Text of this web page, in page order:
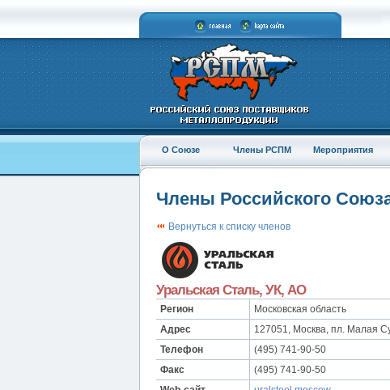
О Союзе Члены РСПМ Мероприятия
Члены Российского
Вернуться к списку членов
Уральская Сталь, УК, АО
Регион
Московская область
Адрес
127051, Москва, пл. Малая
Телефон
(495) 741-90-50
Факс
(495) 741-90-50